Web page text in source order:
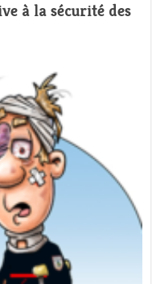
à la sécurité des